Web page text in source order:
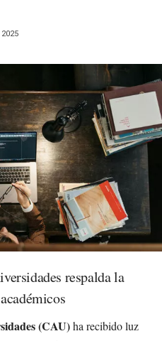
respalda la
(CAU)ha recibido luz